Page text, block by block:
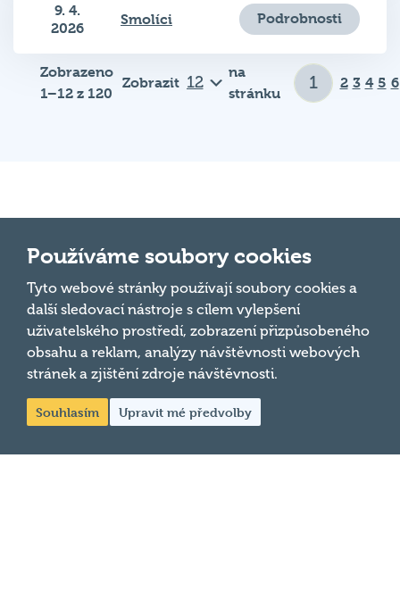
9. 4.
2026
Smolíci Podrobnosti
Zobrazeno
1–12 z 120
Zobrazit
na
stránku
2 3 4 5 6
Hospodský
kvíz
je týmová
vědomostní
probíhající v
podniků po celé
Důležité odkazy
Pravidla kvízu
Chci hrát
Chci kvíz ve svém podniku
Chci moderovat
Používáme soubory cookies
Tyto webové stránky používají soubory cookies a
další sledovací nástroje s cílem vylepšení
uživatelského prostředí, zobrazení přizpůsobeného
obsahu a reklam, analýzy návštěvnosti webových
stránek a zjištění zdroje návštěvnosti.
Souhlasím Upravit mé předvolby